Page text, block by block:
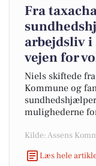
Fra
arbejdsliv
vejen for
Niels skiftede
Kommune og
mulighederne
Kilde: Assens
Læs hele